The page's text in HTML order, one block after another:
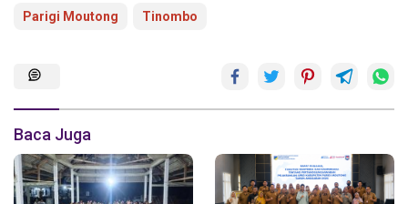
Parigi Moutong Tinombo
Baca Juga